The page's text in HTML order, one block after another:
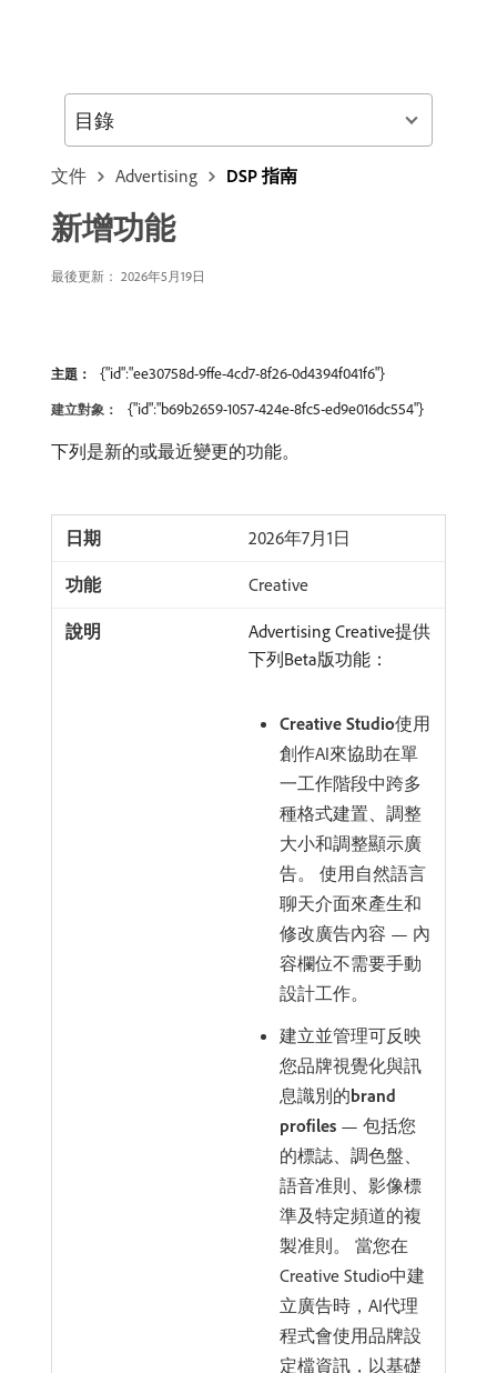
文件 Advertising DSP 指南
新增功能
最後更新： 2026年5月19日
主題： {"id":"ee30758d-9ffe-4cd7-8f26-0d4394f041f6"}
建立對象： {"id":"b69b2659-1057-424e-8fc5-ed9e016dc554"}
下列是新的或最近變更的功能。
2026年7月1日
Creative
Advertising Creative提供
下列Beta版功能：
Creative Studio​使用
創作AI來協助在單
一工作階段中跨多
種格式建置、調整
大小和調整顯示廣
告。 使用自然語言
聊天介面來產生和
修改廣告內容 — 內
容欄位不需要手動
設計工作。
建立並管理可反映
您品牌視覺化與訊
息識別的​brand
profiles — 包括您
的標誌、調色盤、
語音准則、影像標
準及特定頻道的複
製准則。 當您在
Creative Studio中建
立廣告時，AI代理
程式會使用品牌設
定檔資訊，以基礎
目錄